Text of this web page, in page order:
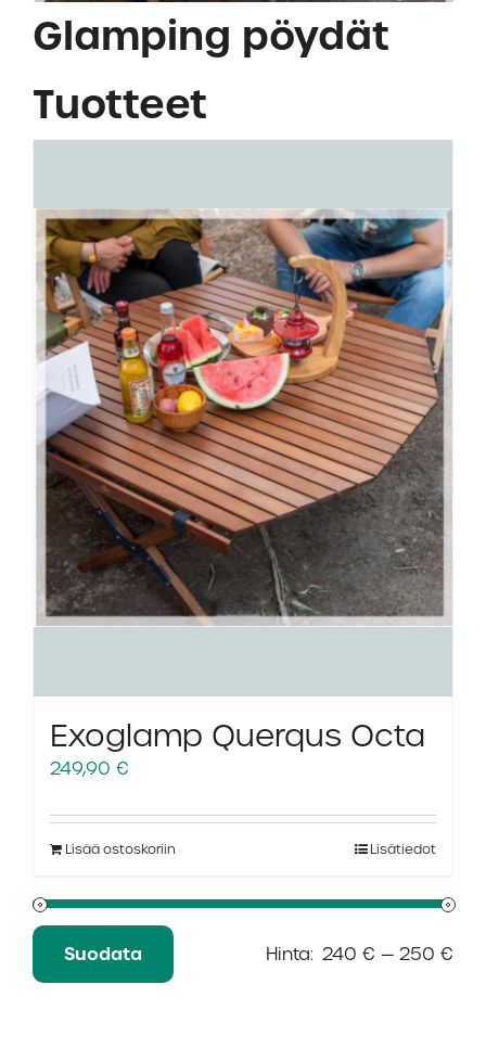
Glamping pöydät
Tuotteet
Exoglamp Querqus Octa
249,90 €
Lisää ostoskoriin Lisätiedot
Minimihinta
Maksimihinta
Suodata Hinta: 240 € — 250 €